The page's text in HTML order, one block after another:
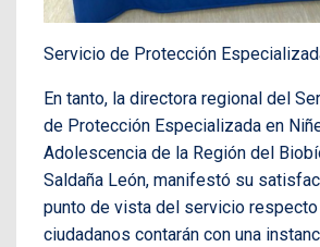
Servicio de Protección
En tanto, la directora regional del
de Protección Especializada en
Adolescencia de la Región del
Saldaña León, manifestó su
punto de vista del servicio
ciudadanos contarán con una